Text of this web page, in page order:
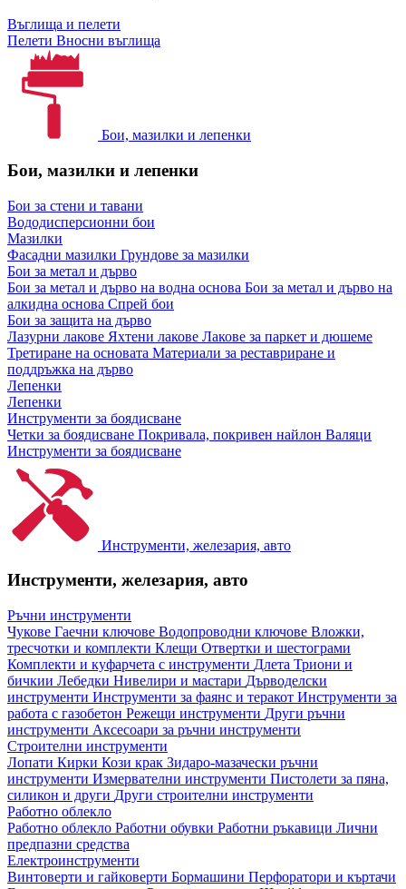
Въглища и пелети
Пелети Вносни въглища
Бои, мазилки и лепенки
Бои, мазилки и лепенки
Бои за стени и тавани
Вододисперсионни бои
Мазилки
Фасадни мазилки Грундове за мазилки
Бои за метал и дърво
Бои за метал и дърво на водна основа Бои за метал и дърво на
алкидна основа Спрей бои
Бои за защита на дърво
Лазурни лакове Яхтени лакове Лакове за паркет и дюшеме
Третиране на основата Материали за реставриране и
поддръжка на дърво
Лепенки
Лепенки
Инструменти за боядисване
Четки за боядисване Покривала, покривен найлон Валяци
Инструменти за боядисване
Инструменти, железария, авто
Инструменти, железария, авто
Ръчни инструменти
Чукове Гаечни ключове Водопроводни ключове Вложки,
тресчотки и комплекти Клещи Отвертки и шестограми
Комплекти и куфарчета с инструменти Длета Триони и
бичкии Лебедки Нивелири и мастари Дърводелски
инструменти Инструменти за фаянс и теракот Инструменти за
работа с газобетон Режещи инструменти Други ръчни
инструменти Аксесоари за ръчни инструменти
Строителни инструменти
Лопати Кирки Кози крак Зидаро-мазачески ръчни
инструменти Измервателни инструменти Пистолети за пяна,
силикон и други Други строителни инструменти
Работно облекло
Работно облекло Работни обувки Работни ръкавици Лични
предпазни средства
Електроинструменти
Винтоверти и гайковерти Бормашини Перфоратори и къртачи